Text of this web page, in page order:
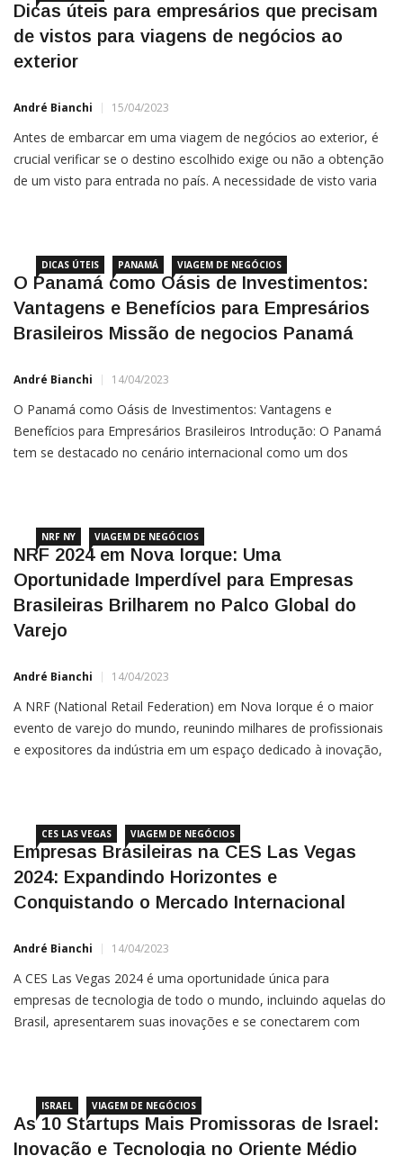
Dicas úteis para empresários que precisam
de vistos para viagens de negócios ao
exterior
André Bianchi 15/04/2023
Antes de embarcar em uma viagem de negócios ao exterior, é
crucial verificar se o destino escolhido exige ou não a obtenção
de um visto para entrada no país. A necessidade de visto varia
DICAS ÚTEIS PANAMÁ VIAGEM DE NEGÓCIOS
O Panamá como Oásis de Investimentos:
Vantagens e Benefícios para Empresários
Brasileiros Missão de negocios Panamá
André Bianchi 14/04/2023
O Panamá como Oásis de Investimentos: Vantagens e
Benefícios para Empresários Brasileiros Introdução: O Panamá
tem se destacado no cenário internacional como um dos
NRF NY VIAGEM DE NEGÓCIOS
NRF 2024 em Nova Iorque: Uma
Oportunidade Imperdível para Empresas
Brasileiras Brilharem no Palco Global do
Varejo
André Bianchi 14/04/2023
A NRF (National Retail Federation) em Nova Iorque é o maior
evento de varejo do mundo, reunindo milhares de profissionais
e expositores da indústria em um espaço dedicado à inovação,
CES LAS VEGAS VIAGEM DE NEGÓCIOS
Empresas Brasileiras na CES Las Vegas
2024: Expandindo Horizontes e
Conquistando o Mercado Internacional
André Bianchi 14/04/2023
A CES Las Vegas 2024 é uma oportunidade única para
empresas de tecnologia de todo o mundo, incluindo aquelas do
Brasil, apresentarem suas inovações e se conectarem com
ISRAEL VIAGEM DE NEGÓCIOS
As 10 Startups Mais Promissoras de Israel:
Inovação e Tecnologia no Oriente Médio